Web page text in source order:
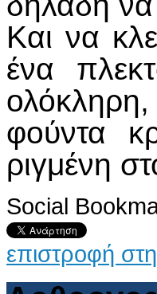
Και να
ένα
φούντα
ριγμένη
Social
επιστροφή